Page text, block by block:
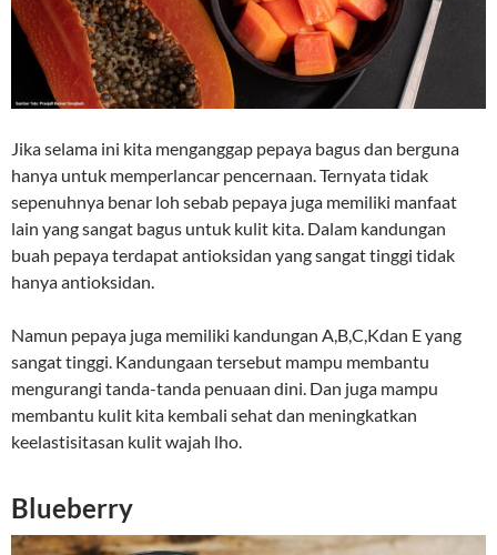
Jika selama ini kita menganggap pepaya bagus dan berguna
hanya untuk memperlancar pencernaan. Ternyata tidak
sepenuhnya benar loh sebab pepaya juga memiliki manfaat
lain yang sangat bagus untuk kulit kita. Dalam kandungan
buah pepaya terdapat antioksidan yang sangat tinggi tidak
hanya antioksidan.
Namun pepaya juga memiliki kandungan A,B,C,Kdan E yang
sangat tinggi. Kandungaan tersebut mampu membantu
mengurangi tanda-tanda penuaan dini. Dan juga mampu
membantu kulit kita kembali sehat dan meningkatkan
keelastisitasan kulit wajah lho.
Blueberry